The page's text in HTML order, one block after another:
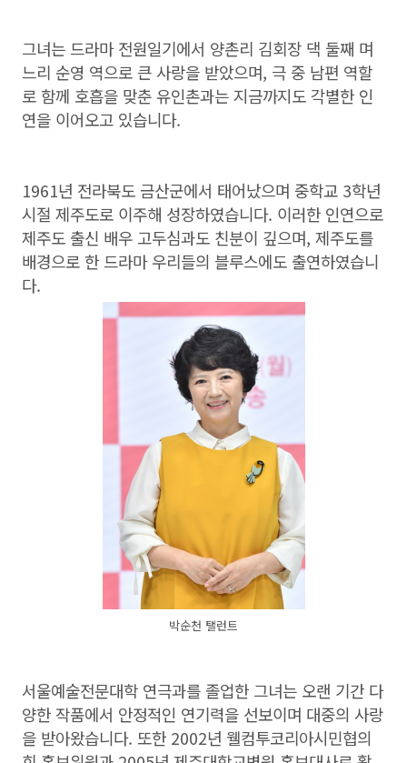
그녀는 드라마 전원일기에서 양촌리 김회장 댁 둘째 며
느리 순영 역으로 큰 사랑을 받았으며, 극 중 남편 역할
로 함께 호흡을 맞춘 유인촌과는 지금까지도 각별한 인
연을 이어오고 있습니다.
1961년 전라북도 금산군에서 태어났으며 중학교 3학년
시절 제주도로 이주해 성장하였습니다. 이러한 인연으로
제주도 출신 배우 고두심과도 친분이 깊으며, 제주도를
배경으로 한 드라마 우리들의 블루스에도 출연하였습니
다.
박순천 탤런트
서울예술전문대학 연극과를 졸업한 그녀는 오랜 기간 다
양한 작품에서 안정적인 연기력을 선보이며 대중의 사랑
을 받아왔습니다. 또한 2002년 웰컴투코리아시민협의